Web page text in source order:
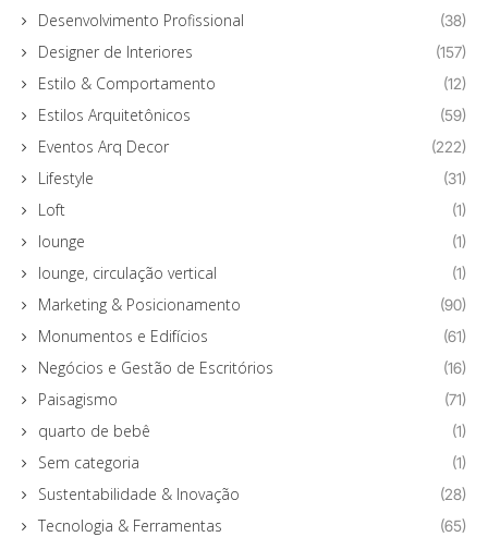
Desenvolvimento Profissional (38)
Designer de Interiores (157)
Estilo & Comportamento (12)
Estilos Arquitetônicos (59)
Eventos Arq Decor (222)
Lifestyle (31)
Loft (1)
lounge (1)
lounge, circulação vertical (1)
Marketing & Posicionamento (90)
Monumentos e Edifícios (61)
Negócios e Gestão de Escritórios (16)
Paisagismo (71)
quarto de bebê (1)
Sem categoria (1)
Sustentabilidade & Inovação (28)
Tecnologia & Ferramentas (65)